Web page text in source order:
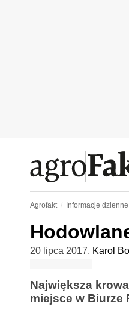
Agrofakt Informacje dzienne
20 lipca 2017, Karol
Największa
miejsce w Biurze